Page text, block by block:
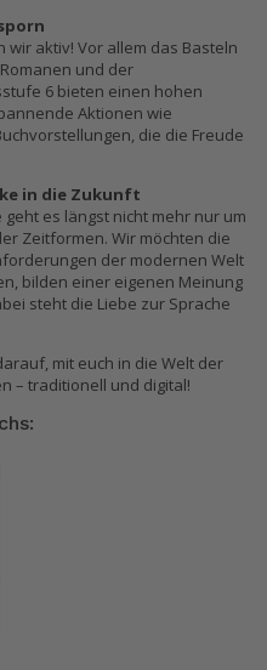
aktiv! Vor allem das Basteln
und der
6 bieten einen hohen
Aktionen wie
die die Freude
in die Zukunft
es längst nicht mehr nur um
Zeitformen. Wir möchten die
der modernen Welt
bilden einer eigenen Meinung
steht die Liebe zur Sprache
mit euch in die Welt der
– traditionell und digital!